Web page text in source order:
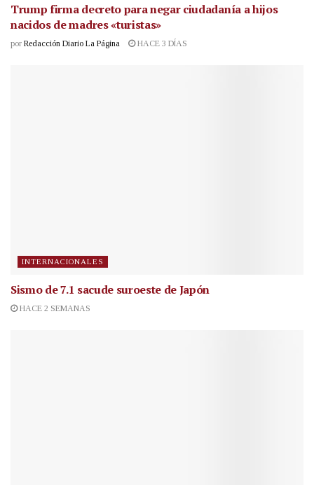
Trump firma decreto para negar ciudadanía a hijos
nacidos de madres «turistas»
por Redacción Diario La Página HACE 3 DÍAS
INTERNACIONALES
Sismo de 7.1 sacude suroeste de Japón
HACE 2 SEMANAS